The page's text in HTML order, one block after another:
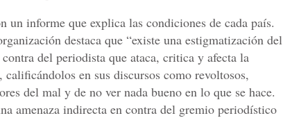
un informe que explica las condiciones de cada país.
destaca que “existe una estigmatización del
del periodista que ataca, critica y afecta la
en sus discursos como revoltosos,
del mal y de no ver nada bueno en lo que se hace.
amenaza indirecta en contra del gremio periodístico